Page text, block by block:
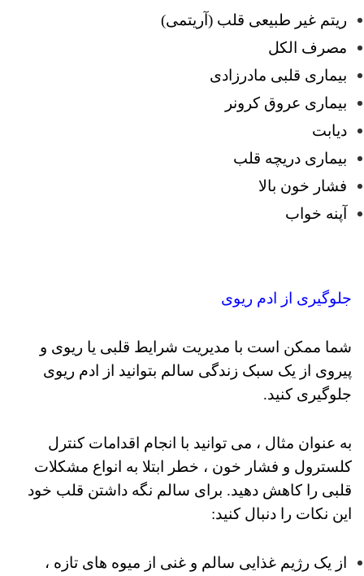
ریتم غیر طبیعی قلب (آریتمی)
مصرف الکل
بیماری قلبی مادرزادی
بیماری عروق کرونر
دیابت
بیماری دریچه قلب
فشار خون بالا
آپنه خواب
جلوگیری از ادم ریوی
شما ممکن است با مدیریت شرایط قلبی یا ریوی و
پیروی از یک سبک زندگی سالم بتوانید از ادم ریوی
جلوگیری کنید.
به عنوان مثال ، می توانید با انجام اقدامات کنترل
کلسترول و فشار خون ، خطر ابتلا به انواع مشکلات
قلبی را کاهش دهید. برای سالم نگه داشتن قلب خود
این نکات را دنبال کنید:
از یک رژیم غذایی سالم و غنی از میوه های تازه ،